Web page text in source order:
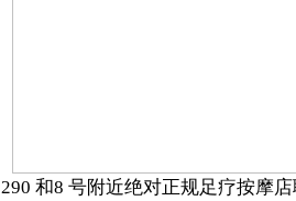
290 和8 号附近绝对正规足疗按摩